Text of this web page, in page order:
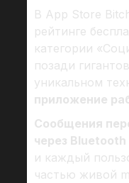
В App Store
рейтинге
категории
позади
уникальном
приложение
Сообщения
через
и каждый
частью живой